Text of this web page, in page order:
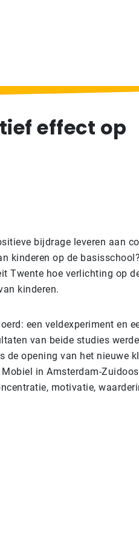
effect op
bijdrage leveren aan
kinderen op de
Twente hoe verlichting op
kinderen.
een veldexperiment en
van beide studies
de opening van het nieuwe
in Amsterdam-
motivatie,